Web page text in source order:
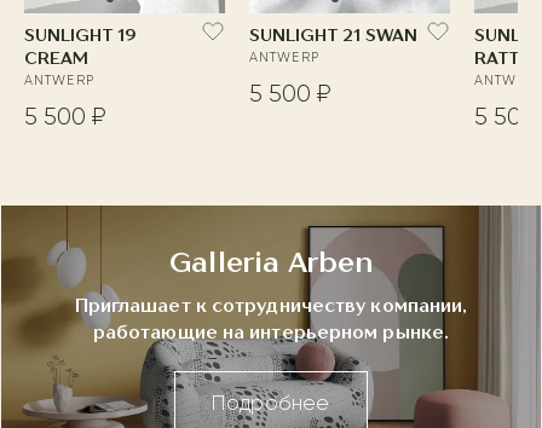
SUNLIGHT 19
CREAM
ANTWERP
5 500 ₽
SUNLIGHT 21 SWAN
ANTWERP
5 500 ₽
5 500
Galleria Arben
Приглашает к сотрудничеству компании,
работающие на интерьерном рынке.
Подробнее